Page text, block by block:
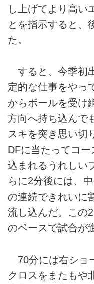
し上げてより高い
とを指示すると、
た。
すると、今季初
定的な仕事をやっ
からボールを受け
方向へ持ち込んで
スキを突き思い切
DFに当たってコ
込まれるうれしい
らに2分後には、
の連続できれいに
流し込んだ。この
のペースで試合が
70分には右ショ
クロスをまたもや